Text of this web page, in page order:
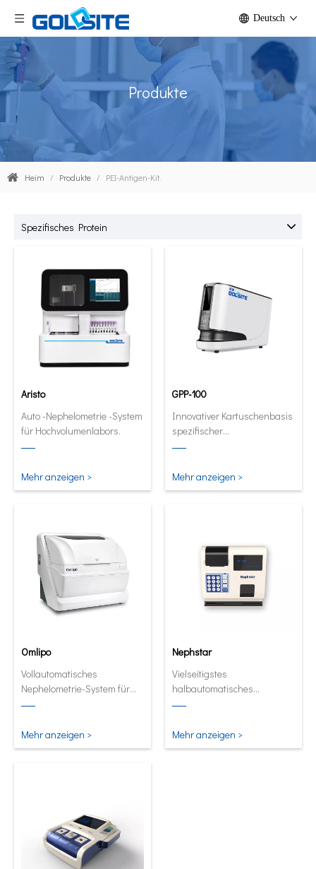
Deutsch
Produkte
Heim / Produkte / PEI-Antigen-Kit.
Spezifisches Protein
Aristo
Auto -Nephelometrie -System
für Hochvolumenlabors.
Mehr anzeigen >
GPP-100
Innovativer Kartuschenbasis
spezifischer
Proteinanalysator. Full
quantitative Analysator in
seiner kleinsten und
Mehr anzeigen >
Omlipo
Vollautomatisches
Nephelometrie-System für
Labors mit mittlerer bis hoher
Mehr anzeigen >
Nephstar
Vielseitigstes
halbautomatisches
Analysegerät für spezifische
Mehr anzeigen >